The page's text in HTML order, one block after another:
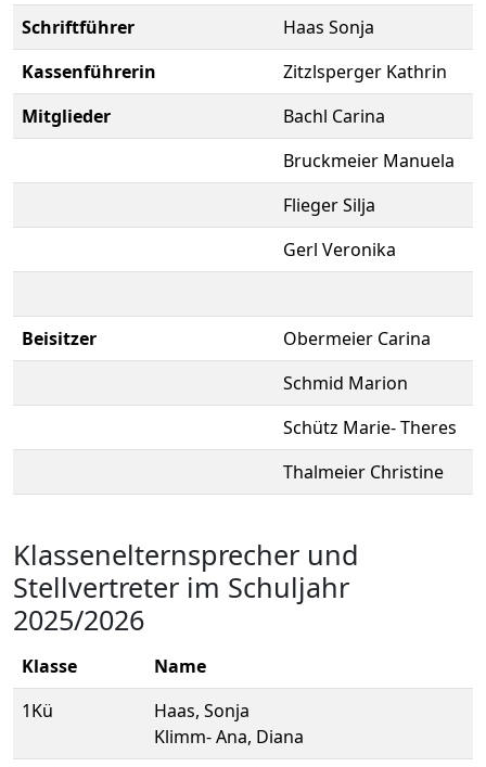
Schriftführer
Haas Sonja
Kassenführerin
Zitzlsperger Kathrin
Mitglieder
Bachl Carina
Bruckmeier Manuela
Flieger Silja
Gerl Veronika
Beisitzer
Obermeier Carina
Schmid Marion
Schütz Marie- Theres
Thalmeier Christine
Klassenelternsprecher und
Stellvertreter im Schuljahr
2025/2026
Klasse
Name
1Kü
Haas, Sonja
Klimm- Ana, Diana